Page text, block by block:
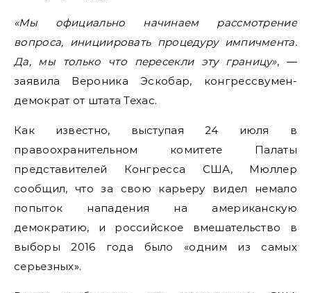
«Мы официально начинаем рассмотрение
вопроса, инициировать процедуру импичмента.
Да, мы только что пересекли эту границу», —
заявила Вероника Эскобар, конгрессвумен-
демократ от штата Техас.
Как известно, выступая 24 июля в
правоохранительном комитете Палаты
представителей Конгресса США, Мюллер
сообщил, что за свою карьеру видел немало
попыток нападения на американскую
демократию, и российское вмешательство в
выборы 2016 года было «одним из самых
серьезных».